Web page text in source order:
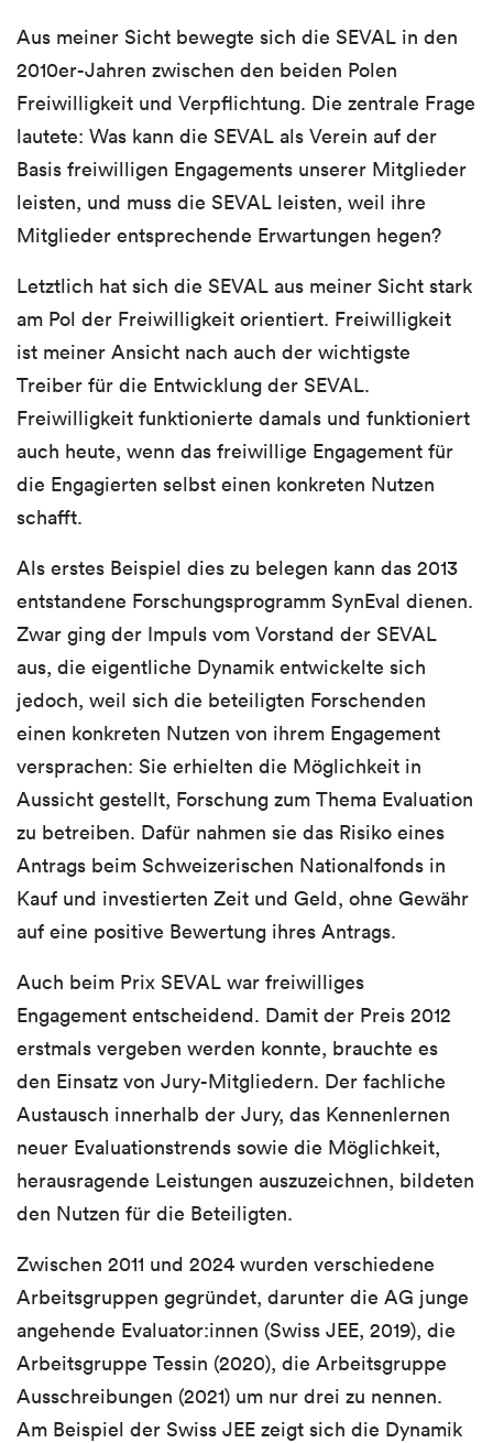
Aus meiner Sicht bewegte sich die SEVAL in den
2010er-Jahren zwischen den beiden Polen
Freiwilligkeit und Verpflichtung. Die zentrale Frage
lautete: Was kann die SEVAL als Verein auf der
Basis freiwilligen Engagements unserer Mitglieder
leisten, und muss die SEVAL leisten, weil ihre
Mitglieder entsprechende Erwartungen hegen?
Letztlich hat sich die SEVAL aus meiner Sicht stark
am Pol der Freiwilligkeit orientiert. Freiwilligkeit
ist meiner Ansicht nach auch der wichtigste
Treiber für die Entwicklung der SEVAL.
Freiwilligkeit funktionierte damals und funktioniert
auch heute, wenn das freiwillige Engagement für
die Engagierten selbst einen konkreten Nutzen
schafft.
Als erstes Beispiel dies zu belegen kann das 2013
entstandene Forschungsprogramm SynEval dienen.
Zwar ging der Impuls vom Vorstand der SEVAL
aus, die eigentliche Dynamik entwickelte sich
jedoch, weil sich die beteiligten Forschenden
einen konkreten Nutzen von ihrem Engagement
versprachen: Sie erhielten die Möglichkeit in
Aussicht gestellt, Forschung zum Thema Evaluation
zu betreiben. Dafür nahmen sie das Risiko eines
Antrags beim Schweizerischen Nationalfonds in
Kauf und investierten Zeit und Geld, ohne Gewähr
auf eine positive Bewertung ihres Antrags.
Auch beim Prix SEVAL war freiwilliges
Engagement entscheidend. Damit der Preis 2012
erstmals vergeben werden konnte, brauchte es
den Einsatz von Jury-Mitgliedern. Der fachliche
Austausch innerhalb der Jury, das Kennenlernen
neuer Evaluationstrends sowie die Möglichkeit,
herausragende Leistungen auszuzeichnen, bildeten
den Nutzen für die Beteiligten.
Zwischen 2011 und 2024 wurden verschiedene
Arbeitsgruppen gegründet, darunter die AG junge
angehende Evaluator:innen (Swiss JEE, 2019), die
Arbeitsgruppe Tessin (2020), die Arbeitsgruppe
Ausschreibungen (2021) um nur drei zu nennen.
Am Beispiel der Swiss JEE zeigt sich die Dynamik